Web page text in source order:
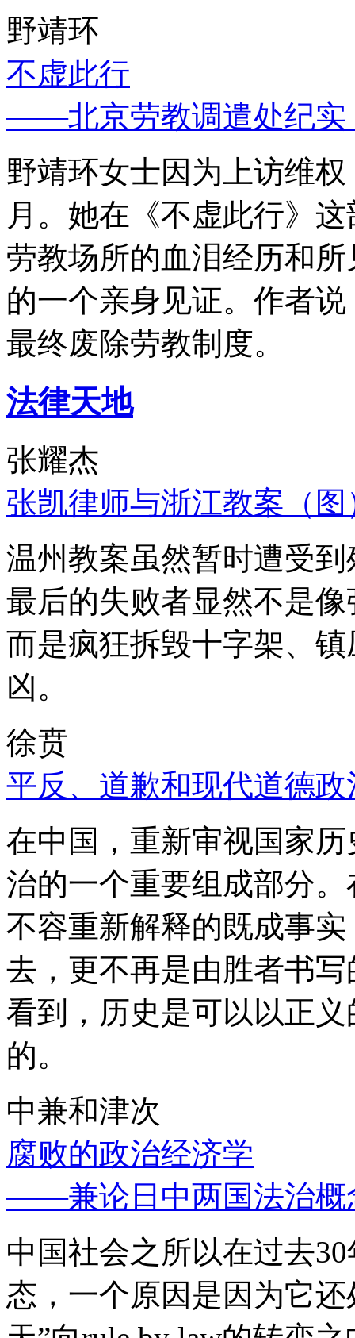
野靖环
不虚此行
——北京劳教调遣处纪实
野靖环女士因为上访维
月。她在《不虚此行》
劳教场所的血泪经历和
的一个亲身见证。作者
最终废除劳教制度。
法律天地
张耀杰
张凯律师与浙江教案（图
温州教案虽然暂时遭受
最后的失败者显然不是
而是疯狂拆毁十字架、
凶。
徐贲
平反、道歉和现代道德政
在中国，重新审视国家
治的一个重要组成部分
不容重新解释的既成事
去，更不再是由胜者书
看到，历史是可以以正
的。
中兼和津次
腐败的政治经济学
——兼论日中两国法治概
中国社会之所以在过去
态，一个原因是因为它